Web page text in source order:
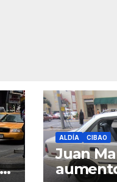
ALDÍA CIBAO
Juan